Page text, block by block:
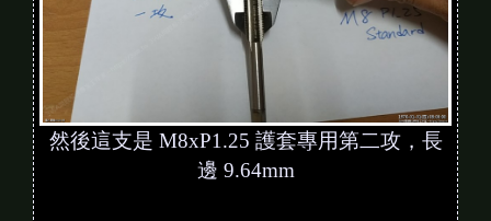
然後這支是 M8xP1.25 護套專用第二攻，長
邊 9.64mm